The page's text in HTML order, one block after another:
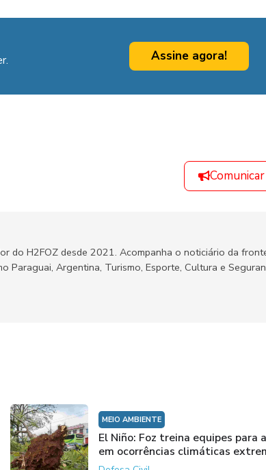
Assine agora!
do H2FOZ desde 2021. Acompanha o noticiário da
Paraguai, Argentina, Turismo, Esporte, Cultura e
MEIO AMBIENTE
El Niño: Foz treina equipes para
em ocorrências climáticas